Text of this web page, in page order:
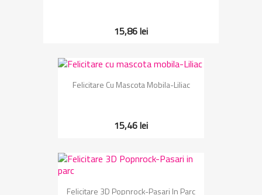
15,86 lei
Felicitare Cu Mascota Mobila-Liliac
15,46 lei
Felicitare 3D Popnrock-Pasari In Parc